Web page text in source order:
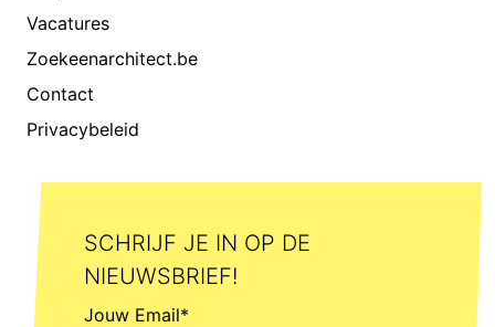
Vacatures
Zoekeenarchitect.be
Contact
Privacybeleid
SCHRIJF JE IN OP DE
NIEUWSBRIEF!
Jouw Email*